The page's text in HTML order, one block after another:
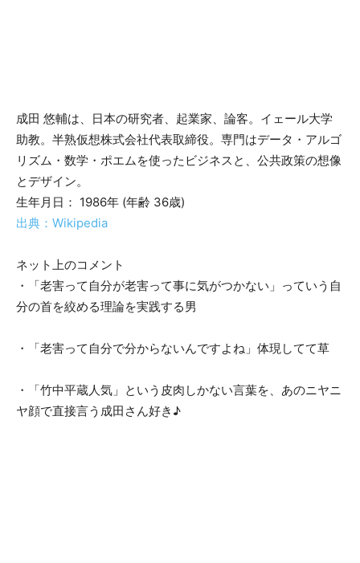
成田 悠輔は、日本の研究者、起業家、論客。イェール大学
助教。半熟仮想株式会社代表取締役。専門はデータ・アルゴ
リズム・数学・ポエムを使ったビジネスと、公共政策の想像
とデザイン。
生年月日： 1986年 (年齢 36歳)
出典：Wikipedia
ネット上のコメント
・「老害って自分が老害って事に気がつかない」っていう自
分の首を絞める理論を実践する男
・「老害って自分で分からないんですよね」体現してて草
・「竹中平蔵人気」という皮肉しかない言葉を、あのニヤニ
ヤ顔で直接言う成田さん好き♪